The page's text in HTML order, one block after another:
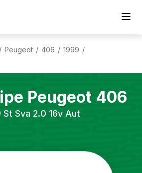
/ Peugeot / 406 / 1999 /
Peugeot 406
St Sva 2.0 16v Aut